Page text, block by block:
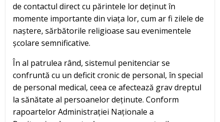
de contactul direct cu părintele lor deținut în
momente importante din viața lor, cum ar fi zilele de
naștere, sărbătorile religioase sau evenimentele
școlare semnificative.
În al patrulea rând, sistemul penitenciar se
confruntă cu un deficit cronic de personal, în special
de personal medical, ceea ce afectează grav dreptul
la sănătate al persoanelor deținute. Conform
rapoartelor Administrației Naționale a